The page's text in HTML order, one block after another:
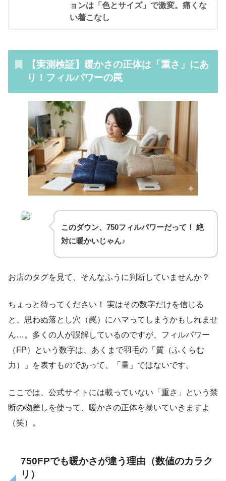
ョンは「色とサイズ」で激変。痛くな
い着こなし
【実測検証】暖かさの正体は「重さ」にあ
り！フィルパワーの罠
このダウン、750フィルパワーだって！ 絶
対に暖かいじゃん♪
お店のタグを見て、そんなふうに判断していませんか？
ちょっと待ってください！ 実はその数字だけを信じる
と、思わぬ落とし穴（罠）にハマってしまうかもしれませ
ん…。多くの人が誤解しているのですが、フィルパワー
（FP）という数字は、あくまで羽毛の「質（ふくらむ
力）」を表すものであって、「量」ではないです。
ここでは、公式サイトには載っていない「重さ」という禁
断の物差しを使って、暖かさの正体を暴いていきますよ
（笑）。
750FPでも暖かさが違う理由（数値のカラク
リ）